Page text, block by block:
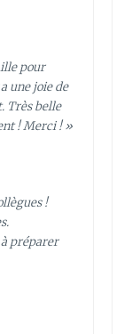
pour
une joie de
Très belle
! Merci ! »
!
à préparer